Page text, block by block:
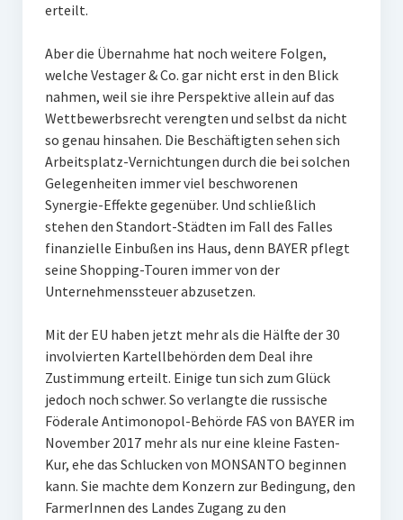
erteilt.
Aber die Übernahme hat noch weitere Folgen,
welche Vestager & Co. gar nicht erst in den Blick
nahmen, weil sie ihre Perspektive allein auf das
Wettbewerbsrecht verengten und selbst da nicht
so genau hinsahen. Die Beschäftigten sehen sich
Arbeitsplatz-Vernichtungen durch die bei solchen
Gelegenheiten immer viel beschworenen
Synergie-Effekte gegenüber. Und schließlich
stehen den Standort-Städten im Fall des Falles
finanzielle Einbußen ins Haus, denn BAYER pflegt
seine Shopping-Touren immer von der
Unternehmenssteuer abzusetzen.
Mit der EU haben jetzt mehr als die Hälfte der 30
involvierten Kartellbehörden dem Deal ihre
Zustimmung erteilt. Einige tun sich zum Glück
jedoch noch schwer. So verlangte die russische
Föderale Antimonopol-Behörde FAS von BAYER im
November 2017 mehr als nur eine kleine Fasten-
Kur, ehe das Schlucken von MONSANTO beginnen
kann. Sie machte dem Konzern zur Bedingung, den
FarmerInnen des Landes Zugang zu den